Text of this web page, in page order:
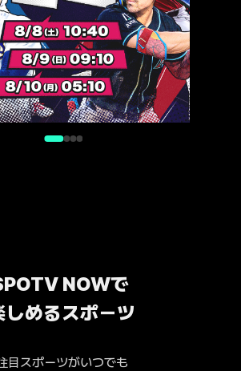
NOWで
しめるスポーツ
目スポーツがいつでも